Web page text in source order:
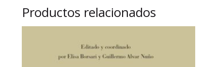
Productos relacionados